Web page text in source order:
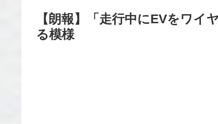
【朗報】「走行中にEVをワイ
る模様